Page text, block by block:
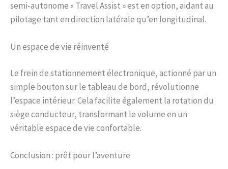
semi-autonome « Travel Assist » est en option, aidant au
pilotage tant en direction latérale qu’en longitudinal.
Un espace de vie réinventé
Le frein de stationnement électronique, actionné par un
simple bouton sur le tableau de bord, révolutionne
l’espace intérieur. Cela facilite également la rotation du
siège conducteur, transformant le volume en un
véritable espace de vie confortable.
Conclusion : prêt pour l’aventure